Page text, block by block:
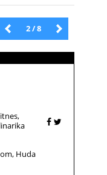
Starejše
2 / 8
Novejše
Huda